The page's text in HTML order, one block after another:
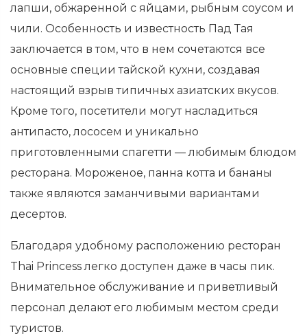
лапши, обжаренной с яйцами, рыбным соусом и
чили. Особенность и известность Пад Тая
заключается в том, что в нем сочетаются все
основные специи тайской кухни, создавая
настоящий взрыв типичных азиатских вкусов.
Кроме того, посетители могут насладиться
антипасто, лососем и уникально
приготовленными спагетти — любимым блюдом
ресторана. Мороженое, панна котта и бананы
также являются заманчивыми вариантами
десертов.
Благодаря удобному расположению ресторан
Thai Princess легко доступен даже в часы пик.
Внимательное обслуживание и приветливый
персонал делают его любимым местом среди
туристов.